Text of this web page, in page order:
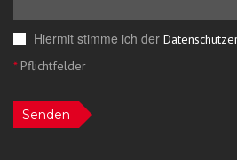
Hiermit stimme ich der
*Pflichtfelder
Senden